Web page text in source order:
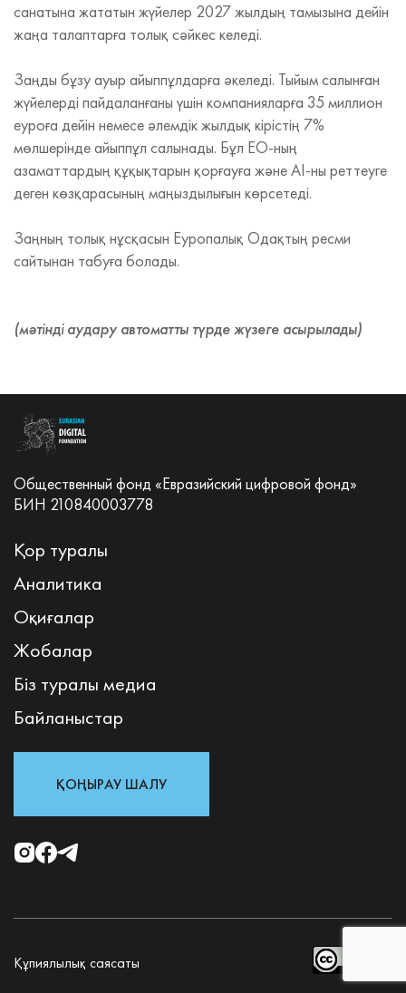
санатына жататын жүйелер 2027 жылдың тамызына дейін
жаңа талаптарға толық сәйкес келеді.
Заңды бұзу ауыр айыппұлдарға әкеледі. Тыйым салынған
жүйелерді пайдаланғаны үшін компанияларға 35 миллион
еуроға дейін немесе әлемдік жылдық кірістің 7%
мөлшерінде айыппұл салынады. Бұл ЕО-ның
азаматтардың құқықтарын қорғауға және AI-ны реттеуге
деген көзқарасының маңыздылығын көрсетеді.
Заңның толық нұсқасын Еуропалық Одақтың ресми
сайтынан табуға болады.
(мәтінді аудару автоматты түрде жүзеге асырылады)
Общественный фонд «Евразийский цифровой фонд»
БИН 210840003778
Қор туралы
Аналитика
Оқиғалар
Жобалар
Біз туралы медиа
Байланыстар
ҚОҢЫРАУ ШАЛУ
Құпиялылық саясаты